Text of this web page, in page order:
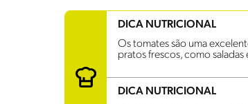
DICA NUTRICIONAL
Os tomates são uma
pratos frescos, como saladas
DICA NUTRICIONAL